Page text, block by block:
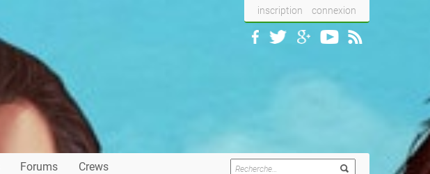
inscription connexion
Forums Crews